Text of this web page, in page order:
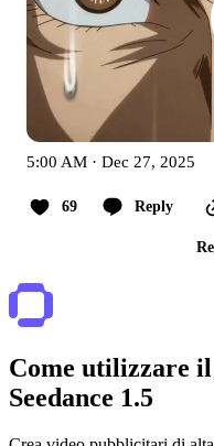
5:00 AM · Dec 27, 2025
69 Reply
Come utilizzare
Seedance 1.5